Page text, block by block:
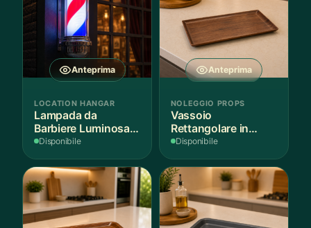
Anteprima
LOCATION HANGAR
Lampada da
Barbiere Luminosa
Rotante
Disponibile
Anteprima
NOLEGGIO PROPS
Vassoio
Rettangolare in
Legno Scuro
Disponibile